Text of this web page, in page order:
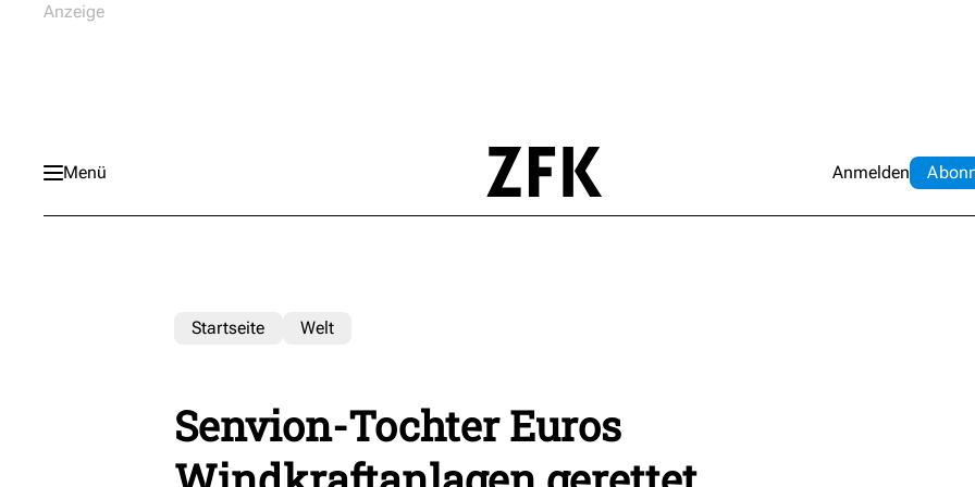
Menü Anmelden Abo
Startseite Welt
Senvion-Tochter Euros